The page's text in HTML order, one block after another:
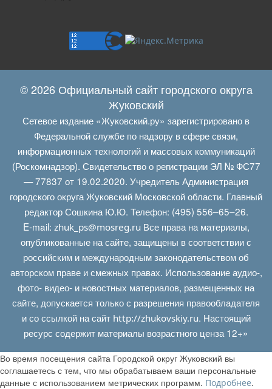
© 2026 Официальный сайт городского округа
Жуковский
Сетевое издание «Жуковский.ру» зарегистрировано в
Федеральной службе по надзору в сфере связи,
информационных технологий и массовых коммуникаций
(Роскомнадзор). Свидетельство о регистрации ЭЛ № ФС77
— 77837 от 19.02.2020. Учредитель Администрация
городского округа Жуковский Московской области. Главный
редактор Сошкина Ю.Ю. Телефон: (495) 556–65–26.
E‑mail: zhuk_ps@mosreg.ruВсе права на материалы,
опубликованные на сайте, защищены в соответствии с
российским и международным законодательством об
авторском праве и смежных правах. Использование аудио-,
фото- видео- и новостных материалов, размещенных на
сайте, допускается только с разрешения правообладателя
и со ссылкой на сайт http://zhukovskiy.ru. Настоящий
ресурс содержит материалы возрастного ценза 12+»
Во время посещения сайта Городской округ Жуковский вы
соглашаетесь с тем, что мы обрабатываем ваши персональные
данные с использованием метрических программ. Подробнее.